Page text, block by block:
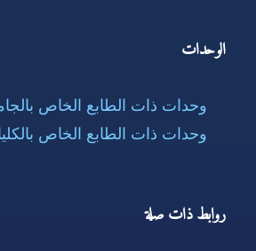
الوحدات
وحدات ذات الطابع الخاص
وحدات ذات الطابع الخاص
روابط ذات صلة